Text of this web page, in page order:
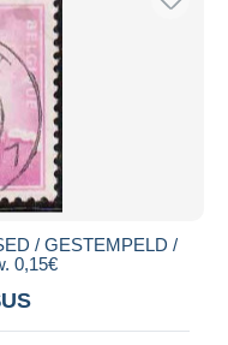
/ GESTEMPELD /
0,15€